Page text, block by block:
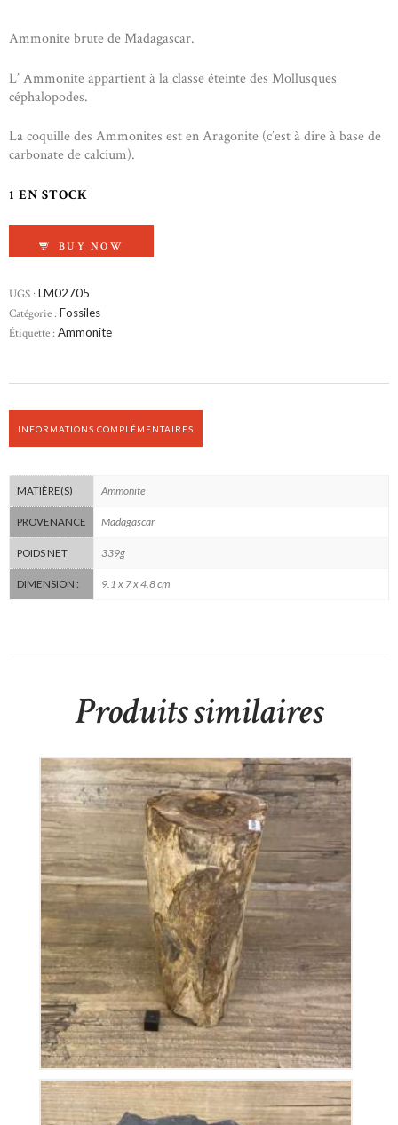
Ammonite brute de Madagascar.
L’ Ammonite appartient à la classe éteinte des Mollusques
céphalopodes.
La coquille des Ammonites est en Aragonite (c’est à dire à base de
carbonate de calcium).
1 EN STOCK
BUY NOW
UGS : LM02705
Catégorie : Fossiles
Étiquette : Ammonite
INFORMATIONS COMPLÉMENTAIRES
MATIÈRE(S) Ammonite
PROVENANCE Madagascar
POIDS NET 339g
DIMENSION : 9.1 x 7 x 4.8 cm
Produits similaires
Tronc Bois Fossile Orégon
220€